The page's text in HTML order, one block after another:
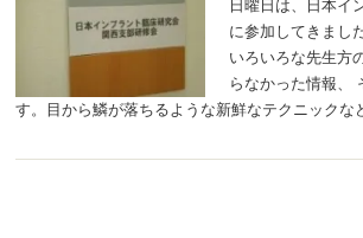
日曜日は、日本イ
に参加してきまし
いろいろな先生方
らなかった情報、
す。目から鱗が落ちるような新鮮なテクニックな